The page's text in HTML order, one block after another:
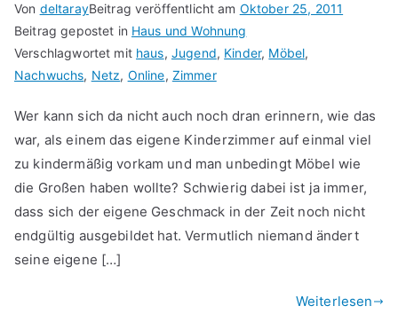
Von deltarayBeitrag veröffentlicht am Oktober 25, 2011
Beitrag gepostet in Haus und Wohnung
Verschlagwortet mit haus, Jugend, Kinder, Möbel,
Nachwuchs, Netz, Online, Zimmer
Wer kann sich da nicht auch noch dran erinnern, wie das
war, als einem das eigene Kinderzimmer auf einmal viel
zu kindermäßig vorkam und man unbedingt Möbel wie
die Großen haben wollte? Schwierig dabei ist ja immer,
dass sich der eigene Geschmack in der Zeit noch nicht
endgültig ausgebildet hat. Vermutlich niemand ändert
seine eigene […]
Weiterlesen